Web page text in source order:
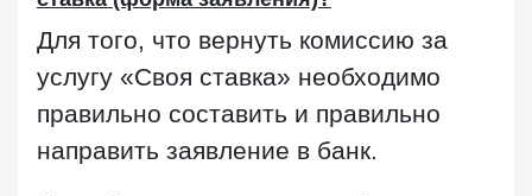
Для того, что вернуть комиссию за
услугу «Своя ставка» необходимо
правильно составить и правильно
направить заявление в банк.